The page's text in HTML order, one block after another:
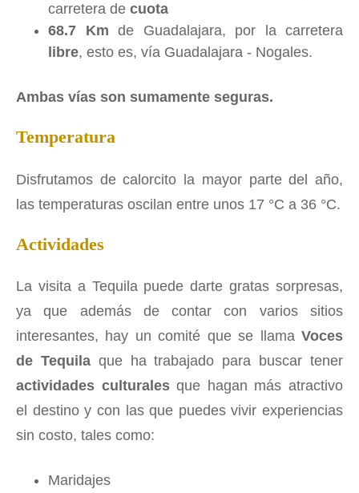
carretera de cuota
68.7 Km de Guadalajara, por la carretera
libre, esto es, vía Guadalajara - Nogales.
Ambas vías son sumamente seguras.
Temperatura
Disfrutamos de calorcito la mayor parte del año,
las temperaturas oscilan entre unos 17 °C a 36 °C.
Actividades
La visita a Tequila puede darte gratas sorpresas,
ya que además de contar con varios sitios
interesantes, hay un comité que se llama Voces
de Tequilaque ha trabajado para buscar tener
actividades culturalesque hagan más atractivo
el destino y con las que puedes vivir experiencias
sin costo, tales como:
Maridajes